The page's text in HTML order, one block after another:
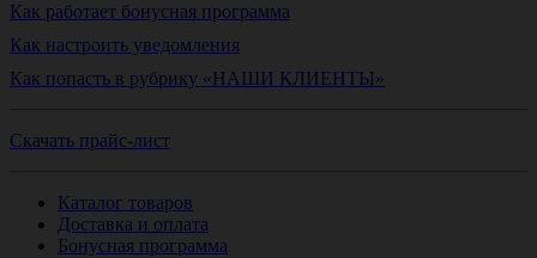
Как работает бонусная программа
Как настроить уведомления
Как попасть в рубрику «НАШИ КЛИЕНТЫ»
Скачать прайс-лист
Каталог товаров
Доставка и оплата
Бонусная программа